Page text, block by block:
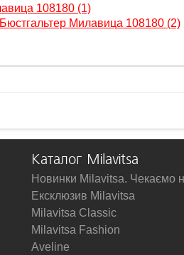
108180 (1)
Бюстгальтер Милавица 108180 (2)
Каталог Milavitsa
Новинки Milavitsa. Чекаємо
Ексклюзив Milavitsa
Milavitsa Classic
Milavitsa Fashion
Aveline